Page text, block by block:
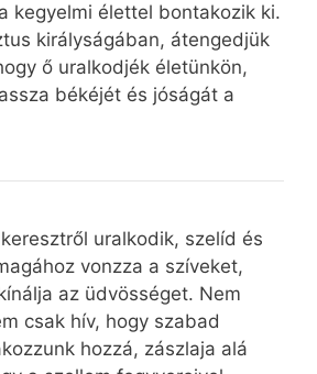
kegyelmi élettel bontakozik ki.
királyságában, átengedjük
ő uralkodjék életünkön,
békéjét és jóságát a
uralkodik, szelíd és
vonzza a szíveket,
az üdvösséget. Nem
csak hív, hogy szabad
hozzá, zászlaja alá